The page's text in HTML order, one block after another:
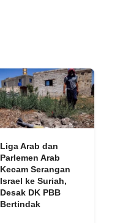
Liga Arab dan
Parlemen Arab
Kecam Serangan
Israel ke Suriah,
Desak DK PBB
Bertindak